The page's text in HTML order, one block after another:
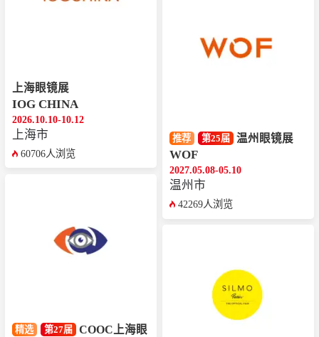
上海眼镜展
IOG CHINA
2026.10.10-10.12
上海市
60706人浏览
精选 第27届
COOC上海眼
推荐 第25届 温州眼镜展
WOF
2027.05.08-05.10
温州市
42269人浏览